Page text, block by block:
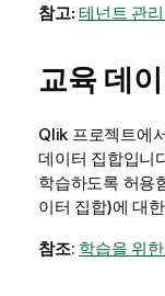
참고:테넌트 관
교육 데
Qlik 프로젝트에
데이터 집합입니
학습하도록 허용
이터 집합)에 대
참조: 학습을 위